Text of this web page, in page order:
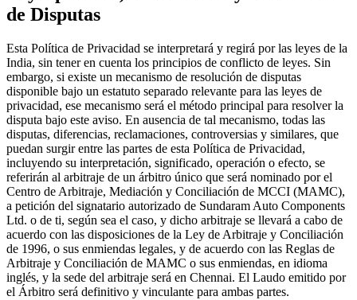
de Disputas
Esta Política de Privacidad se interpretará y regirá por las leyes de la
India, sin tener en cuenta los principios de conflicto de leyes. Sin
embargo, si existe un mecanismo de resolución de disputas
disponible bajo un estatuto separado relevante para las leyes de
privacidad, ese mecanismo será el método principal para resolver la
disputa bajo este aviso. En ausencia de tal mecanismo, todas las
disputas, diferencias, reclamaciones, controversias y similares, que
puedan surgir entre las partes de esta Política de Privacidad,
incluyendo su interpretación, significado, operación o efecto, se
referirán al arbitraje de un árbitro único que será nominado por el
Centro de Arbitraje, Mediación y Conciliación de MCCI (MAMC),
a petición del signatario autorizado de Sundaram Auto Components
Ltd. o de ti, según sea el caso, y dicho arbitraje se llevará a cabo de
acuerdo con las disposiciones de la Ley de Arbitraje y Conciliación
de 1996, o sus enmiendas legales, y de acuerdo con las Reglas de
Arbitraje y Conciliación de MAMC o sus enmiendas, en idioma
inglés, y la sede del arbitraje será en Chennai. El Laudo emitido por
el Árbitro será definitivo y vinculante para ambas partes.